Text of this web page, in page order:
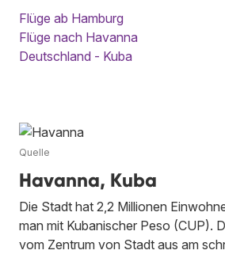
Flüge ab Hamburg
Flüge nach Havanna
Deutschland - Kuba
Quelle
Havanna, Kuba
Die Stadt hat 2,2 Millionen
man mit Kubanischer Peso (CUP).
vom Zentrum von Stadt aus am